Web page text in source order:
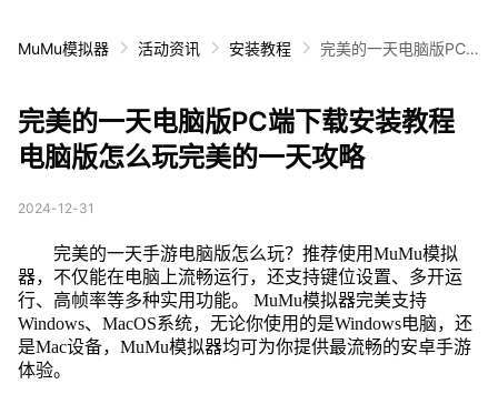
MuMu模拟器 活动资讯 安装教程
完美的一天电脑版PC
完美的一天电脑版PC端下载安装教程
电脑版怎么玩完美的一天攻略
2024-12-31
完美的一天手游电脑版怎么玩？推荐使用MuMu模拟
器，不仅能在电脑上流畅运行，还支持键位设置、多开运
行、高帧率等多种实用功能。 MuMu模拟器完美支持
Windows、MacOS系统，无论你使用的是Windows电脑，还
是Mac设备，MuMu模拟器均可为你提供最流畅的安卓手游
体验。